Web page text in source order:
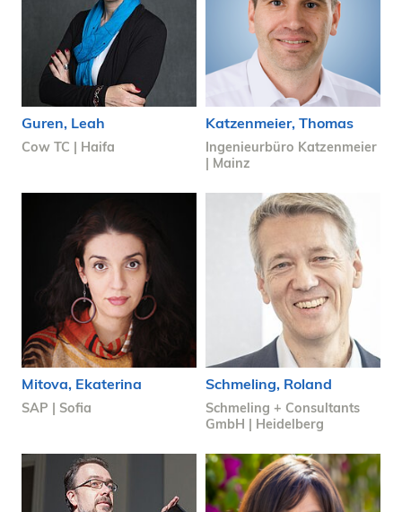
Guren, Leah
Cow TC | Haifa
Katzenmeier, Thomas
Ingenieurbüro Katzenmeier
| Mainz
Mitova, Ekaterina
SAP | Sofia
Schmeling, Roland
Schmeling + Consultants
GmbH | Heidelberg